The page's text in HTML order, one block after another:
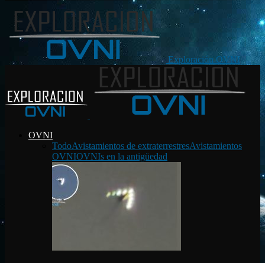
Exploración OVNI
OVNI
TodoAvistamientos de extraterrestresAvistamientos
OVNIOVNIs en la antigüedad